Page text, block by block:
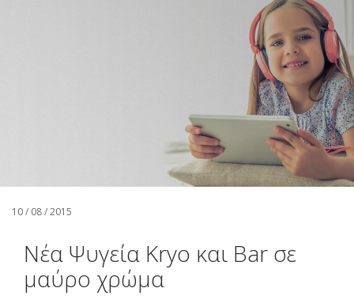
10 / 08 / 2015
Νέα Ψυγεία Kryo και Bar σε
μαύρο χρώμα